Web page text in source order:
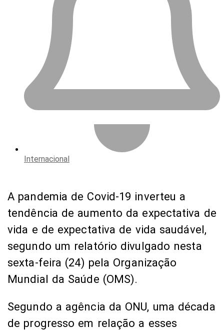
Internacional
A pandemia de Covid-19 inverteu a
tendência de aumento da expectativa de
vida e de expectativa de vida saudável,
segundo um relatório divulgado nesta
sexta-feira (24) pela Organização
Mundial da Saúde (OMS).
Segundo a agência da ONU, uma década
de progresso em relação a esses